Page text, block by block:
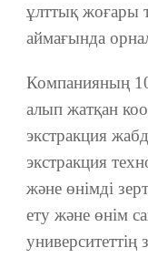
ұлттық жоғары
аймағында
Компанияның
алып жатқан
экстракция
экстракция
және өнімді
ету және өнім
университеттің